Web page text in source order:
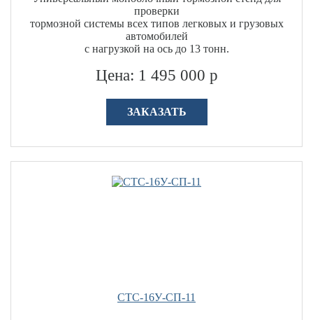
проверки
тормозной системы всех типов легковых и грузовых
автомобилей
с нагрузкой на ось до 13 тонн.
Цена: 1 495 000 р
ЗАКАЗАТЬ
СТС-16У-СП-11